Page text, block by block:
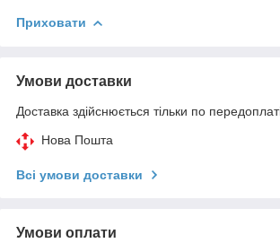
Приховати
Умови доставки
Доставка здійснюється тільки по
Нова Пошта
Всі умови доставки
Умови оплати